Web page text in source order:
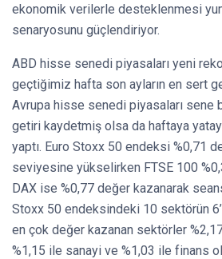
ekonomik verilerle desteklenmesi
senaryosunu güçlendiriyor.
ABD hisse senedi piyasaları yeni
geçtiğimiz hafta son ayların en sert
Avrupa hisse senedi piyasaları sene
getiri kaydetmiş olsa da haftaya
yaptı. Euro Stoxx 50 endeksi %0,71
seviyesine yükselirken FTSE 100
DAX ise %0,77 değer kazanarak
Stoxx 50 endeksindeki 10 sektörün
en çok değer kazanan sektörler
%1,15 ile sanayi ve %1,03 ile finans